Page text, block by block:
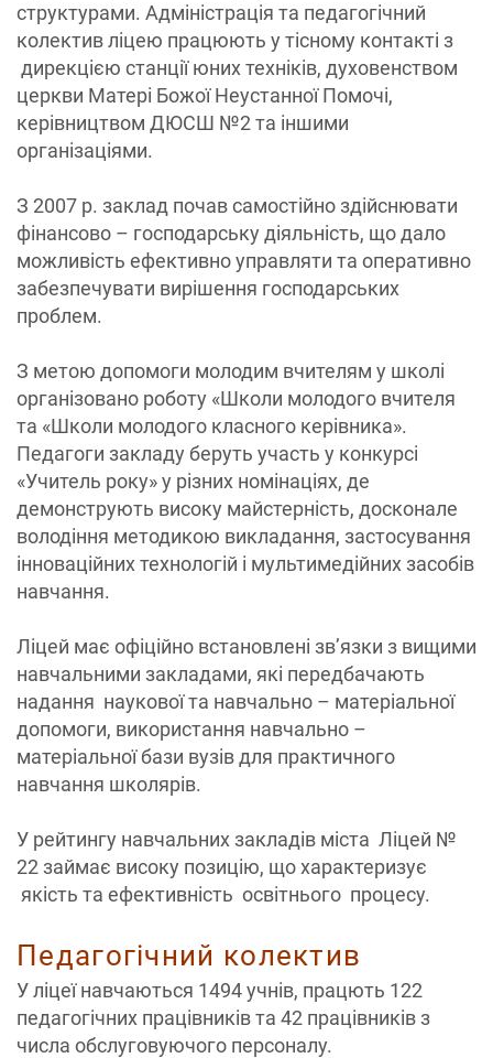
структурами. Адміністрація та педагогічний
колектив ліцею працюють у тісному контакті з
дирекцією станції юних техніків, духовенством
церкви Матері Божої Неустанної Помочі,
керівництвом ДЮСШ №2 та іншими
організаціями.
З 2007 р. заклад почав самостійно здійснювати
фінансово – господарську діяльність, що дало
можливість ефективно управляти та оперативно
забезпечувати вирішення господарських
проблем.
З метою допомоги молодим вчителям у школі
організовано роботу «Школи молодого вчителя
та «Школи молодого класного керівника».
Педагоги закладу беруть участь у конкурсі
«Учитель року» у різних номінаціях, де
демонструють високу майстерність, досконале
володіння методикою викладання, застосування
інноваційних технологій і мультимедійних засобів
навчання.
Ліцей має офіційно встановлені зв’язки з вищими
навчальними закладами, які передбачають
надання наукової та навчально – матеріальної
допомоги, використання навчально –
матеріальної бази вузів для практичного
навчання школярів.
У рейтингу навчальних закладів міста Ліцей №
22 займає високу позицію, що характеризує
якість та ефективність освітнього процесу.
Педагогічний колектив
У ліцеї навчаються 1494 учнів, працють 122
педагогічних працівників та 42 працівників з
числа обслуговуючого персоналу.